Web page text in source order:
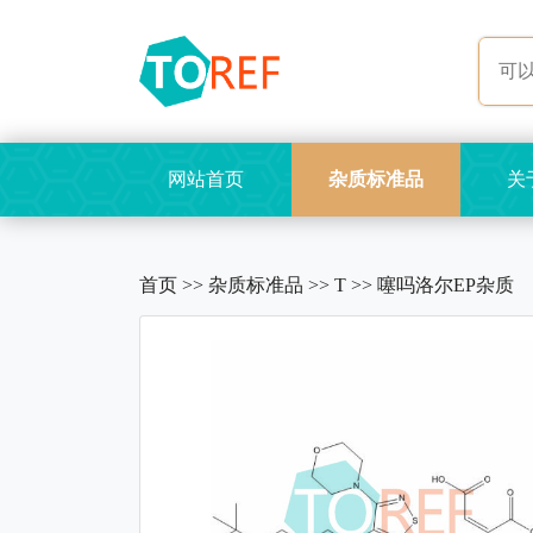
网站首页 杂质标准品 关
首页 >> 杂质标准品 >> T >> 噻吗洛尔EP杂质